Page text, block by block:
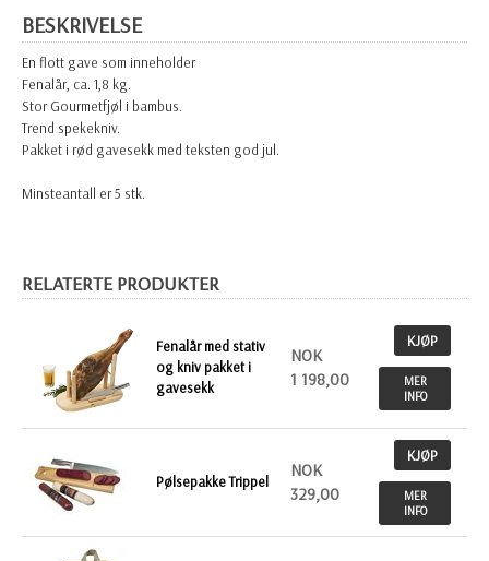
BESKRIVELSE
En flott gave som inneholder
Fenalår, ca. 1,8 kg.
Stor Gourmetfjøl i bambus.
Trend spekekniv.
Pakket i rød gavesekk med teksten god jul.
Minsteantall er 5 stk.
RELATERTE PRODUKTER
Fenalår med stativ
og kniv pakket i
gavesekk
NOK
1 198,00
KJØP
MER
INFO
Pølsepakke Trippel
NOK
329,00
KJØP
MER
INFO